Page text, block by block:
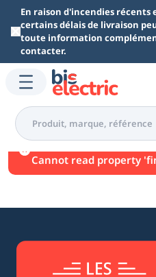
Aller au contenu principal
En raison d'incendies récents
certains délais de livraison
toute information
contacter.
Une erreur est
Cannot read property